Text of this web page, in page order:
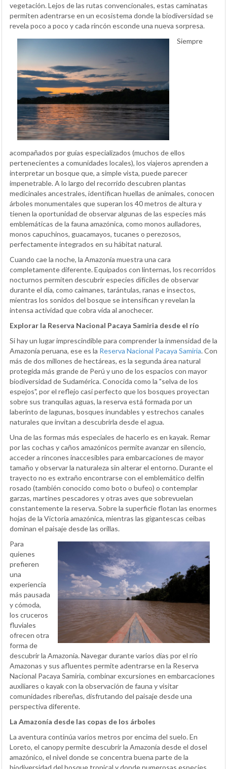
vegetación. Lejos de las rutas convencionales, estas caminatas
permiten adentrarse en un ecosistema donde la biodiversidad se
revela poco a poco y cada rincón esconde una nueva sorpresa.
Siempre
acompañados por guías especializados (muchos de ellos
pertenecientes a comunidades locales), los viajeros aprenden a
interpretar un bosque que, a simple vista, puede parecer
impenetrable. A lo largo del recorrido descubren plantas
medicinales ancestrales, identifican huellas de animales, conocen
árboles monumentales que superan los 40 metros de altura y
tienen la oportunidad de observar algunas de las especies más
emblemáticas de la fauna amazónica, como monos aulladores,
monos capuchinos, guacamayos, tucanes o perezosos,
perfectamente integrados en su hábitat natural.
Cuando cae la noche, la Amazonía muestra una cara
completamente diferente. Equipados con linternas, los recorridos
nocturnos permiten descubrir especies difíciles de observar
durante el día, como caimanes, tarántulas, ranas e insectos,
mientras los sonidos del bosque se intensifican y revelan la
intensa actividad que cobra vida al anochecer.
Explorar la Reserva Nacional Pacaya Samiria desde el río
Si hay un lugar imprescindible para comprender la inmensidad de la
Amazonía peruana, ese es la Reserva Nacional Pacaya Samiria. Con
más de dos millones de hectáreas, es la segunda área natural
protegida más grande de Perú y uno de los espacios con mayor
biodiversidad de Sudamérica. Conocida como la "selva de los
espejos", por el reflejo casi perfecto que los bosques proyectan
sobre sus tranquilas aguas, la reserva está formada por un
laberinto de lagunas, bosques inundables y estrechos canales
naturales que invitan a descubrirla desde el agua.
Una de las formas más especiales de hacerlo es en kayak. Remar
por las cochas y caños amazónicos permite avanzar en silencio,
acceder a rincones inaccesibles para embarcaciones de mayor
tamaño y observar la naturaleza sin alterar el entorno. Durante el
trayecto no es extraño encontrarse con el emblemático delfín
rosado (también conocido como boto o bufeo) o contemplar
garzas, martines pescadores y otras aves que sobrevuelan
constantemente la reserva. Sobre la superficie flotan las enormes
hojas de la Victoria amazónica, mientras las gigantescas ceibas
dominan el paisaje desde las orillas.
Para
quienes
prefieren
una
experiencia
más pausada
y cómoda,
los cruceros
fluviales
ofrecen otra
forma de
descubrir la Amazonía. Navegar durante varios días por el río
Amazonas y sus afluentes permite adentrarse en la Reserva
Nacional Pacaya Samiria, combinar excursiones en embarcaciones
auxiliares o kayak con la observación de fauna y visitar
comunidades ribereñas, disfrutando del paisaje desde una
perspectiva diferente.
La Amazonía desde las copas de los árboles
La aventura continúa varios metros por encima del suelo. En
Loreto, el canopy permite descubrir la Amazonía desde el dosel
amazónico, el nivel donde se concentra buena parte de la
biodiversidad del bosque tropical y donde numerosas especies